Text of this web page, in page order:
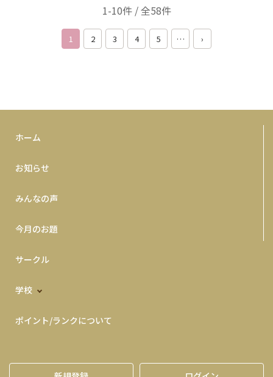
1-10件 / 全58件
1 2 3 4 5 … ›
ホーム
お知らせ
みんなの声
今月のお題
サークル
学校
ポイント/ランクについて